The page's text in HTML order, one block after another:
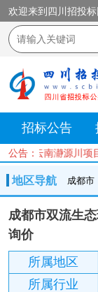
欢迎来到四川招投标
招标公告
公告：南瀞源川
地区导航 成都市
成都市 广元市
内江市
达州市
资阳市
成都市双流生
询价
所属地区
所属行业